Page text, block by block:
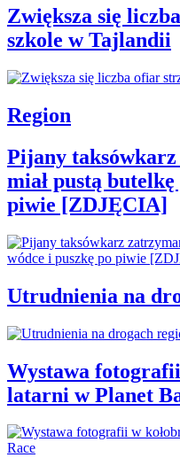
Zwiększa się
szkole w Tajlandii
Region
Pijany
miał pustą
piwie [ZDJĘCIA]
Utrudnienia na
Wystawa
latarni w Planet